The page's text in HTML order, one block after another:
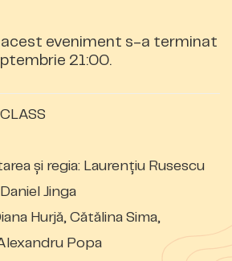
acest eveniment s-a terminat
21:00.
și regia: Laurențiu Rusescu
Jinga
Hurjă, Cătălina Sima,
Popa